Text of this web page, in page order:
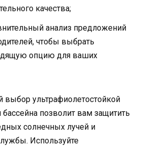
качества;
анализ предложений
чтобы выбрать
опцию для ваших
выбор ультрафиолетостойкой
позволит вам защитить
солнечных лучей и
Используйте